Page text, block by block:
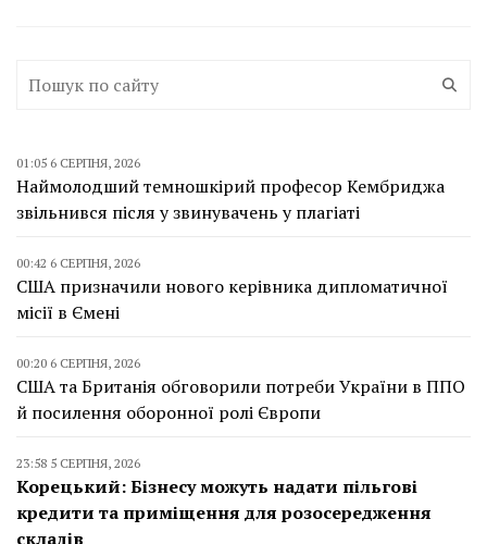
01:05 6 СЕРПНЯ, 2026
Наймолодший темношкірий професор Кембриджа
звільнився після у звинувачень у плагіаті
00:42 6 СЕРПНЯ, 2026
США призначили нового керівника дипломатичної
місії в Ємені
00:20 6 СЕРПНЯ, 2026
США та Британія обговорили потреби України в ППО
й посилення оборонної ролі Європи
23:58 5 СЕРПНЯ, 2026
Корецький: Бізнесу можуть надати пільгові
кредити та приміщення для розосередження
складів